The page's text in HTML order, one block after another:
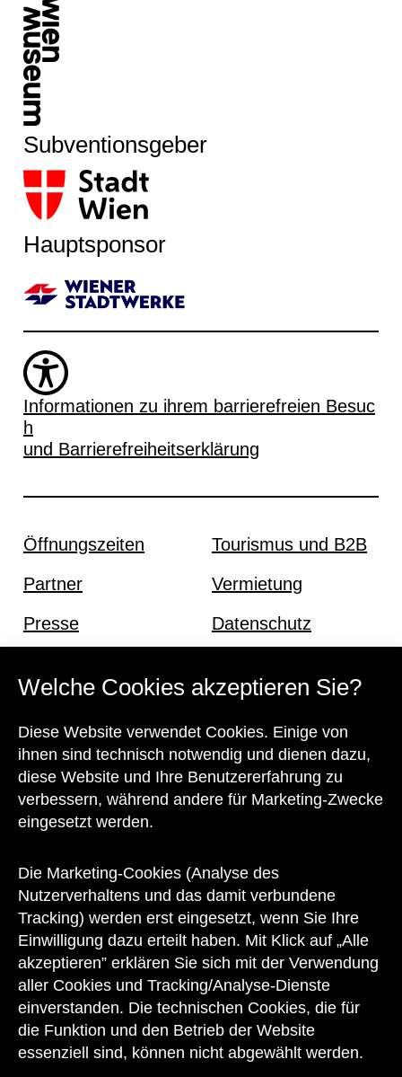
Welche Cookies akzeptieren Sie?
Diese Website verwendet Cookies. Einige von
ihnen sind technisch notwendig und dienen dazu,
diese Website und Ihre Benutzererfahrung zu
verbessern, während andere für Marketing-Zwecke
eingesetzt werden.
Die Marketing-Cookies (Analyse des
Nutzerverhaltens und das damit verbundene
Tracking) werden erst eingesetzt, wenn Sie Ihre
Einwilligung dazu erteilt haben. Mit Klick auf „Alle
akzeptieren” erklären Sie sich mit der Verwendung
aller Cookies und Tracking/Analyse-Dienste
einverstanden. Die technischen Cookies, die für
die Funktion und den Betrieb der Website
essenziell sind, können nicht abgewählt werden.
Subventionsgeber
Hauptsponsor
Informationen zu ihrem barrierefreien Besuc
h
und Barrierefreiheitserklärung
Öffnungszeiten
Partner
Presse
Tourismus und B2B
Vermietung
Datenschutz
Kontakt
zu den Öffnungszeiten des Museums
auch telefonisch zur Verfügung:
+43 1 505 87 47 85173
service@wienmuseum.at